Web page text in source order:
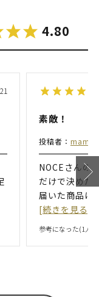
4.80
素敵！
投稿者：
NOCEさんの
だけで決めた
届いた商品は
[続きを見る]
参考になった(1 人)